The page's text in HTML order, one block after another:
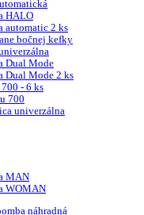
HALO
automatic 2 ks
bočnej kefky
Dual Mode
Dual Mode 2 ks
- 6 ks
700
univerzálna
MAN
WOMAN
náhradná